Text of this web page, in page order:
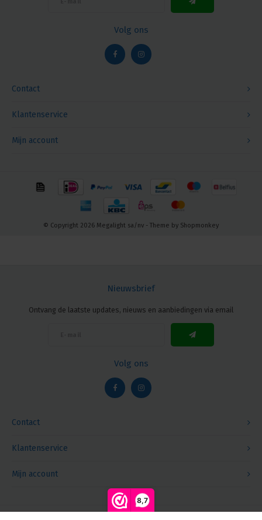
8,7
Contact
Volg ons
Klantenservice
Mijn account
© Copyright 2026 Megalight sa/nv - Theme by Shopmonkey
Contact
Nieuwsbrief
Ontvang de laatste updates, nieuws en aanbiedingen via email
Volg ons
Klantenservice
Mijn account